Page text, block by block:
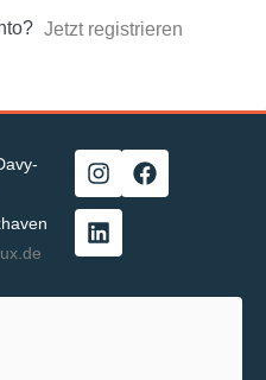
Jetzt registrieren